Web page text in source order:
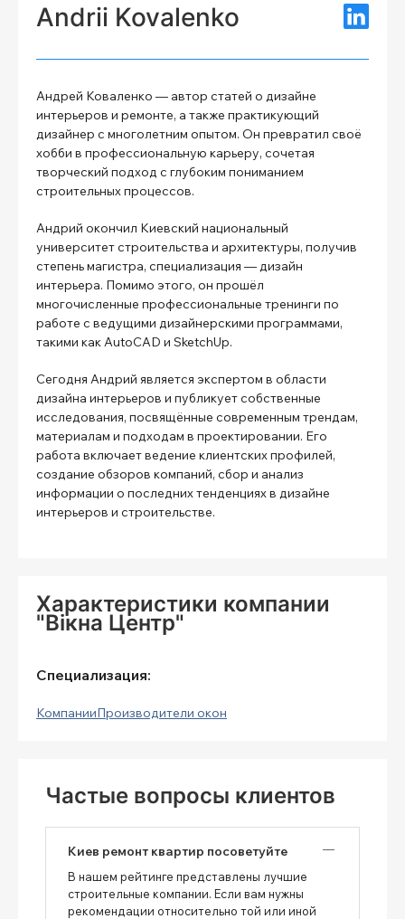
Andrii Kovalenko
Андрей Коваленко — автор статей о дизайне
интерьеров и ремонте, а также практикующий
дизайнер с многолетним опытом. Он превратил своё
хобби в профессиональную карьеру, сочетая
творческий подход с глубоким пониманием
строительных процессов.
Андрий окончил Киевский национальный
университет строительства и архитектуры, получив
степень магистра, специализация — дизайн
интерьера. Помимо этого, он прошёл
многочисленные профессиональные тренинги по
работе с ведущими дизайнерскими программами,
такими как AutoCAD и SketchUp.
Сегодня Андрий является экспертом в области
дизайна интерьеров и публикует собственные
исследования, посвящённые современным трендам,
материалам и подходам в проектировании. Его
работа включает ведение клиентских профилей,
создание обзоров компаний, сбор и анализ
информации о последних тенденциях в дизайне
интерьеров и строительстве.
Характеристики компании
"Вікна Центр"
Специализация:
КомпанииПроизводители окон
Частые вопросы клиентов
Киев ремонт квартир посоветуйте
В нашем рейтинге представлены лучшие
строительные компании. Если вам нужны
рекомендации относительно той или иной